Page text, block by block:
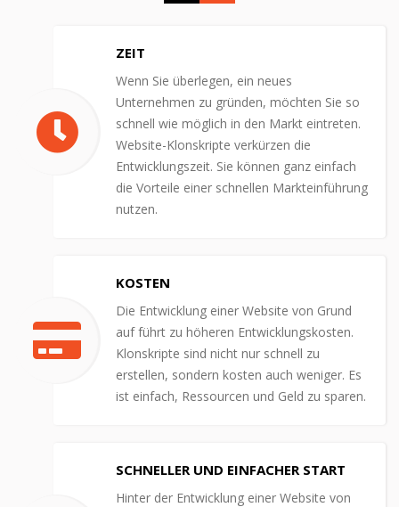
ZEIT
Wenn Sie überlegen, ein neues
Unternehmen zu gründen, möchten Sie so
schnell wie möglich in den Markt eintreten.
Website-Klonskripte verkürzen die
Entwicklungszeit. Sie können ganz einfach
die Vorteile einer schnellen Markteinführung
nutzen.
KOSTEN
Die Entwicklung einer Website von Grund
auf führt zu höheren Entwicklungskosten.
Klonskripte sind nicht nur schnell zu
erstellen, sondern kosten auch weniger. Es
ist einfach, Ressourcen und Geld zu sparen.
SCHNELLER UND EINFACHER START
Hinter der Entwicklung einer Website von